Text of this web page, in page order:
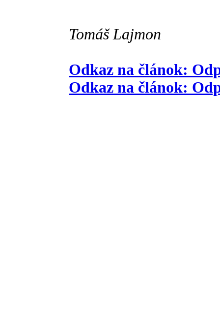
Tomáš Lajmon
Odkaz na článok:
Odkaz na článok: